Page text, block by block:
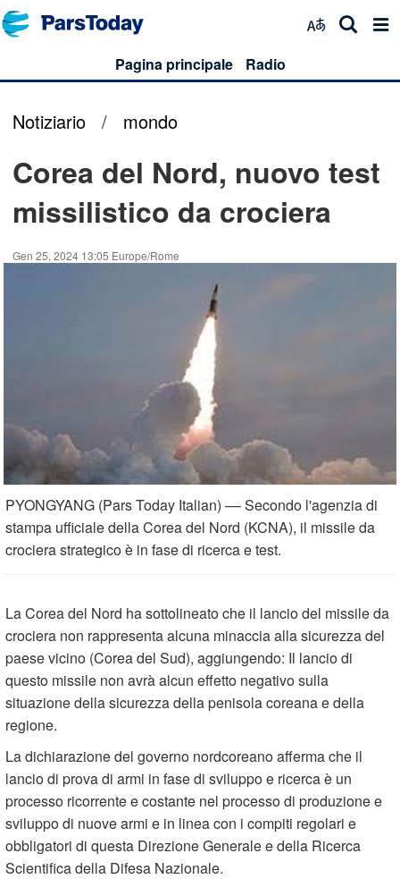
Pagina principale Radio
Notiziario / mondo
Corea del Nord, nuovo test
missilistico da crociera
Gen 25, 2024 13:05 Europe/Rome
PYONGYANG (Pars Today Italian) –– Secondo l'agenzia di
stampa ufficiale della Corea del Nord (KCNA), il missile da
crociera strategico è in fase di ricerca e test.
La Corea del Nord ha sottolineato che il lancio del missile da
crociera non rappresenta alcuna minaccia alla sicurezza del
paese vicino (Corea del Sud), aggiungendo: Il lancio di
questo missile non avrà alcun effetto negativo sulla
situazione della sicurezza della penisola coreana e della
regione.
La dichiarazione del governo nordcoreano afferma che il
lancio di prova di armi in fase di sviluppo e ricerca è un
processo ricorrente e costante nel processo di produzione e
sviluppo di nuove armi e in linea con i compiti regolari e
obbligatori di questa Direzione Generale e della Ricerca
Scientifica della Difesa Nazionale.